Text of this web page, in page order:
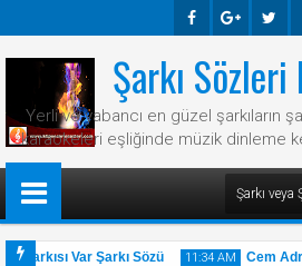
Ook E-
Plus
R
Şarkı
Yerli ve yabancı en güzel şarkıların
karaokeleri eşliğinde müzik dinleme
Şarkısı Var Şarkı Sözü 11:34 AM Cem